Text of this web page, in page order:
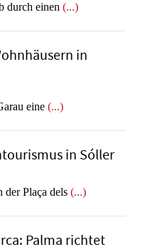
durch einen (...)
in
eine (...)
in Sóller
der Plaça dels (...)
Palma richtet